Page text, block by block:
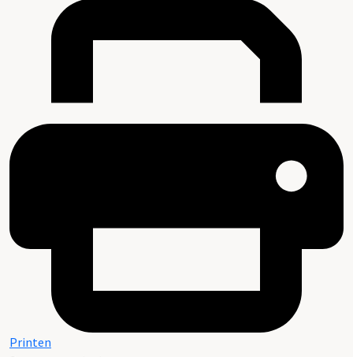
Printen